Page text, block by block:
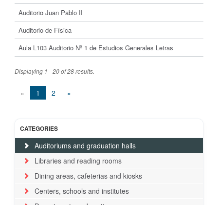
Auditorio Juan Pablo II
Auditorio de Física
Aula L103 Auditorio Nº 1 de Estudios Generales Letras
Displaying 1 - 20 of 28 results.
« 1 2 »
CATEGORIES
Auditoriums and graduation halls
Libraries and reading rooms
Dining areas, cafeterias and kiosks
Centers, schools and institutes